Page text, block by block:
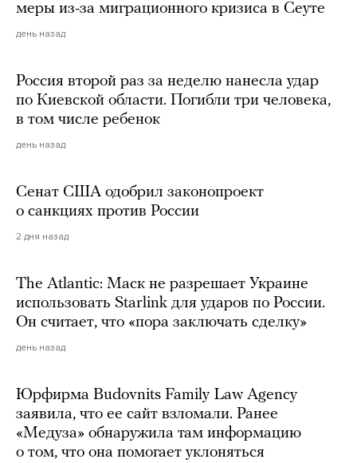
меры из-за миграционного кризиса в Сеуте
день назад
Россия второй раз за неделю нанесла удар
по Киевской области. Погибли три человека,
в том числе ребенок
день назад
Сенат США одобрил законопроект
о санкциях против России
2 дня назад
The Atlantic: Маск не разрешает Украине
использовать Starlink для ударов по России.
Он считает, что «пора заключать сделку»
день назад
Юрфирма Budovnits Family Law Agency
заявила, что ее сайт взломали. Ранее
«Медуза» обнаружила там информацию
о том, что она помогает уклоняться